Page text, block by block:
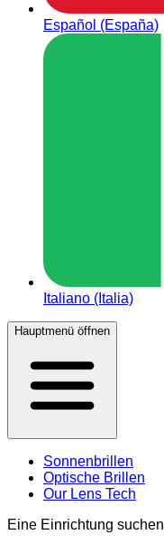
Español (España)
Italiano (Italia)
Hauptmenü öffnen
Sonnenbrillen
Optische Brillen
Our Lens Tech
Eine Einrichtung suchen